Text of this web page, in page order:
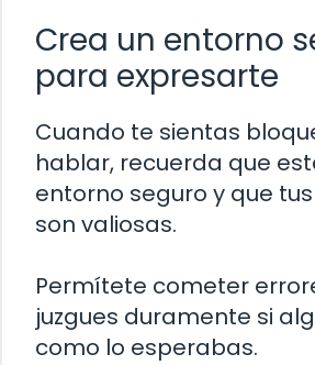
Crea un entorno
para expresarte
Cuando te sientas
hablar, recuerda que
entorno seguro y que
son valiosas.
Permítete cometer
juzgues duramente si
como lo esperabas.